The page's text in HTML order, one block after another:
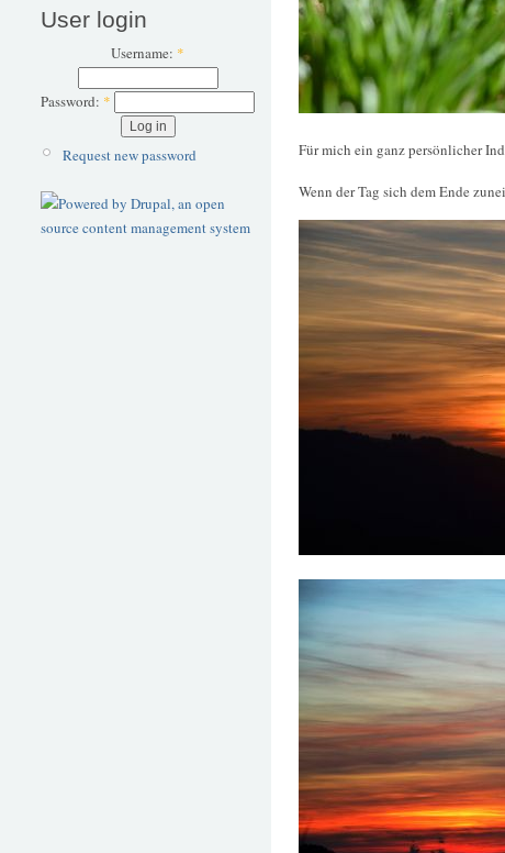
User login
Username: *
Password: *
Request new password Für mich ein ganz persönlicher
Wenn der Tag sich dem Ende